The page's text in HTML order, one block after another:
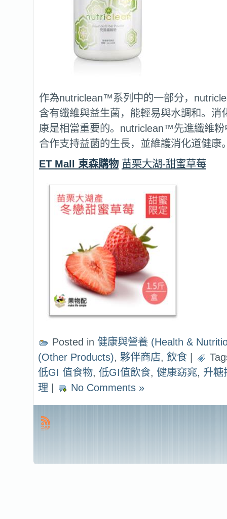
作為nutriclean™系列中的一部分，
含有纖維與益生菌，能輕易與水調和。消
康是相當重要的。nutriclean™先進纖維
合作支持益菌的生長，並維護消化道健康
ET Mall 東森購物 苗栗大湖-甜蜜草莓
Posted in 健康與營養 (Health &
(Other Products), 夥伴商店, 飲食
低GI 值食物, 低GI值飲食, 健康窈窕, 升糖
理
No Comments »